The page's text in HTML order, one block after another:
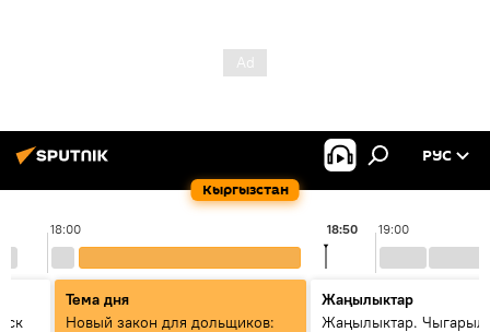
Кыргызстан
РУС
18:00 19:00
18:50
Тема дня
Новый закон для дольщиков:
Жаңылыктар
Жаңылыктар.